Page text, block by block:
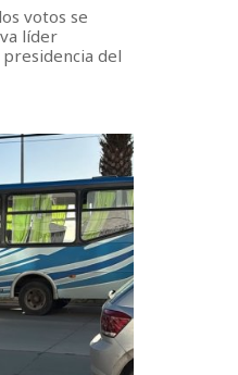
votos se
líder
del